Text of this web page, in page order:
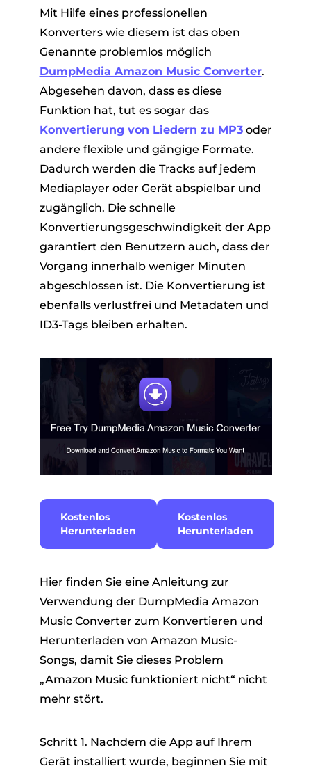
Mit Hilfe eines professionellen
Konverters wie diesem ist das oben
Genannte problemlos möglich
DumpMedia Amazon Music Converter.
Abgesehen davon, dass es diese
Funktion hat, tut es sogar das
Konvertierung von Liedern zu MP3oder
andere flexible und gängige Formate.
Dadurch werden die Tracks auf jedem
Mediaplayer oder Gerät abspielbar und
zugänglich. Die schnelle
Konvertierungsgeschwindigkeit der App
garantiert den Benutzern auch, dass der
Vorgang innerhalb weniger Minuten
abgeschlossen ist. Die Konvertierung ist
ebenfalls verlustfrei und Metadaten und
ID3-Tags bleiben erhalten.
Kostenlos
Herunterladen
Kostenlos
Herunterladen
Hier finden Sie eine Anleitung zur
Verwendung der DumpMedia Amazon
Music Converter zum Konvertieren und
Herunterladen von Amazon Music-
Songs, damit Sie dieses Problem
„Amazon Music funktioniert nicht“ nicht
mehr stört.
Schritt 1. Nachdem die App auf Ihrem
Gerät installiert wurde, beginnen Sie mit